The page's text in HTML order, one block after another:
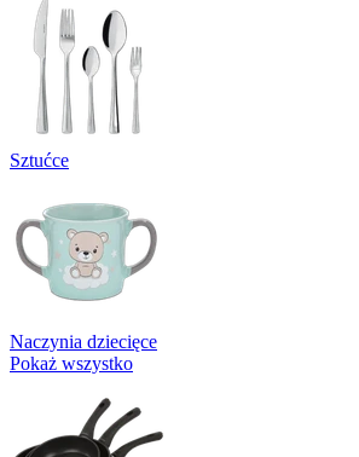
Sztućce
Naczynia dziecięce
Pokaż wszystko